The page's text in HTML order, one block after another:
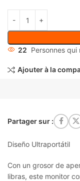
22 Personnes
Ajouter à la
Partager sur :
Diseño Ultraportátil
Con un grosor de
libras, este monitor